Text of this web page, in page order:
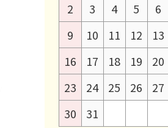
2
3 4 5 6
9
10 11 12 13
16
17 18 19 20
23
24 25 26 27
30
31